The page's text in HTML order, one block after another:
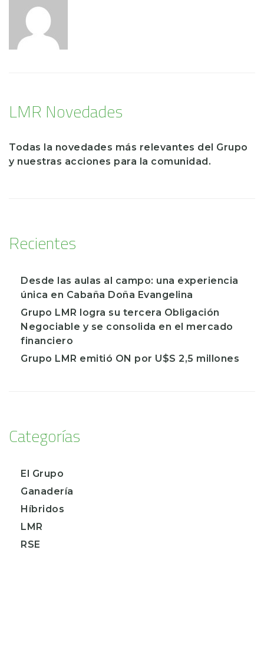
lmrgrupo
LMR Novedades
Todas la novedades más relevantes del Grupo
y nuestras acciones para la comunidad.
Recientes
Desde las aulas al campo: una experiencia
única en Cabaña Doña Evangelina
Grupo LMR logra su tercera Obligación
Negociable y se consolida en el mercado
financiero
Grupo LMR emitió ON por U$S 2,5 millones
Categorías
El Grupo
Ganadería
Híbridos
LMR
RSE